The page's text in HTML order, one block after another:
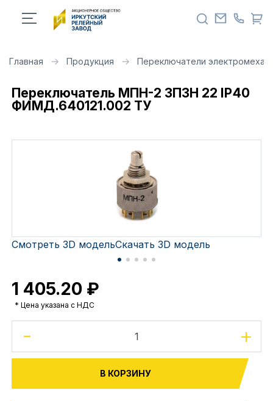
Главная Продукция Переключатели
Переключатель МПН-2 3П3Н 22 IP40
ФИМД.640121.002 ТУ
Смотреть 3D модельСкачать 3D модель
1 405.20 ₽
* Цена указана с НДС
- +
В КОРЗИНУ